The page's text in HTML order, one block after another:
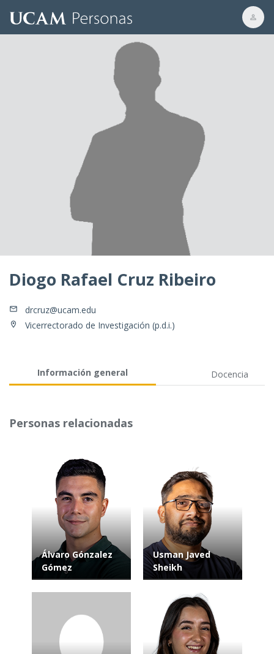
Diogo Rafael Cruz Ribeiro
drcruz@ucam.edu
Vicerrectorado de Investigación (p.d.i.)
Información general Docencia
Personas relacionadas
Álvaro Gónzalez
Gómez
Usman Javed
Sheikh